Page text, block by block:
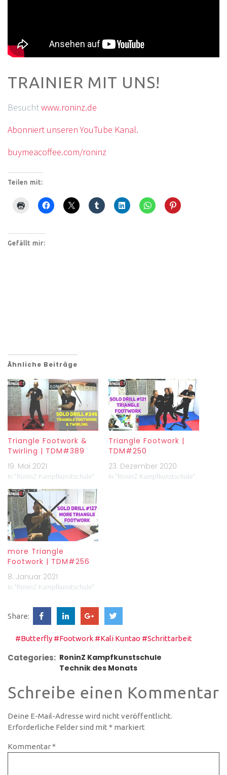
TRAINIER MIT UNS!
Besuchtwww.roninz.de
Abonniert unseren YouTube Kanal.
buymeacoffee.com/roninz
Teilen mit:
Gefällt mir:
Ähnliche Beiträge
Triangle Footwork &
Twirling | TDM#389
19. Mai 2021
In "RoninZ Kampfkunstschule"
Triangle Footwork |
TDM#250
23. Dezember 2020
In "RoninZ Kampfkunstschule"
more Triangle
Footwork | TDM#256
8. Januar 2021
In "RoninZ Kampfkunstschule"
Share:
#Butterfly #Footwork #Kali Kuntao #Schrittarbeit
Categories: RoninZ Kampfkunstschule
Technik des Monats
Schreibe einen Kommentar
Deine E-Mail-Adresse wird nicht veröffentlicht.
Erforderliche Felder sind mit * markiert
Kommentar*